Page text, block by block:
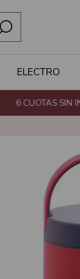
ELECTRO
6 CUOTAS SIN